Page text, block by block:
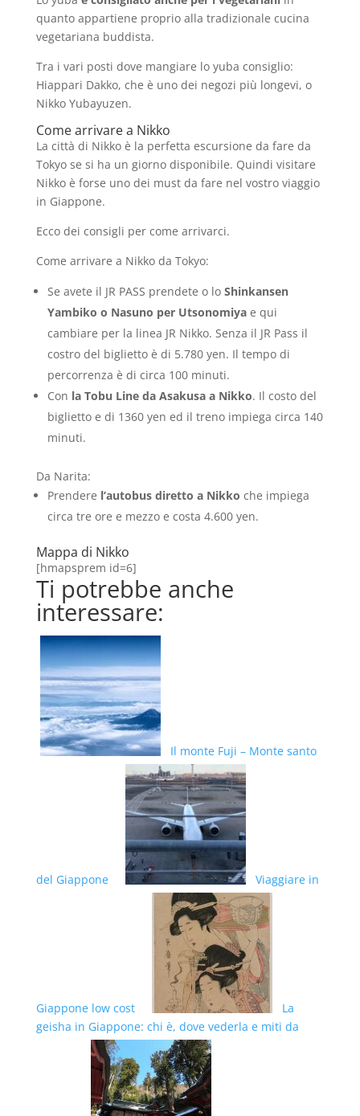
quanto appartiene proprio alla tradizionale cucina
vegetariana buddista.
Tra i vari posti dove mangiare lo yuba consiglio:
Hiappari Dakko, che è uno dei negozi più longevi, o
Nikko Yubayuzen.
Come arrivare a Nikko
La città di Nikko è la perfetta escursione da fare da
Tokyo se si ha un giorno disponibile. Quindi visitare
Nikko è forse uno dei must da fare nel vostro viaggio
in Giappone.
Ecco dei consigli per come arrivarci.
Come arrivare a Nikko da Tokyo:
Se avete il JR PASS prendete o lo Shinkansen
Yambiko o Nasuno per Utsonomiyae qui
cambiare per la linea JR Nikko. Senza il JR Pass il
costro del biglietto è di 5.780 yen. Il tempo di
percorrenza è di circa 100 minuti.
Con la Tobu Line da Asakusa a Nikko. Il costo del
biglietto e di 1360 yen ed il treno impiega circa 140
minuti.
Da Narita:
Prendere l’autobus diretto a Nikko che impiega
circa tre ore e mezzo e costa 4.600 yen.
Mappa di Nikko
[hmapsprem id=6]
Ti potrebbe anche
interessare:
Il monte Fuji – Monte santo
del Giappone Viaggiare in
Giappone low cost
La
geisha in Giappone: chi è, dove vederla e miti da